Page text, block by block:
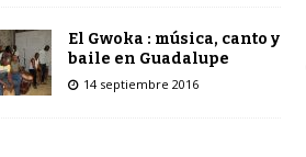
El Gwoka : música, canto y
baile en Guadalupe
14 septiembre 2016